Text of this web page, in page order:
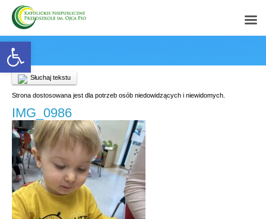
Open toolbar
Słuchaj tekstu
Strona dostosowana jest dla potrzeb osób niedowidzących i niewidomych.
IMG_0986